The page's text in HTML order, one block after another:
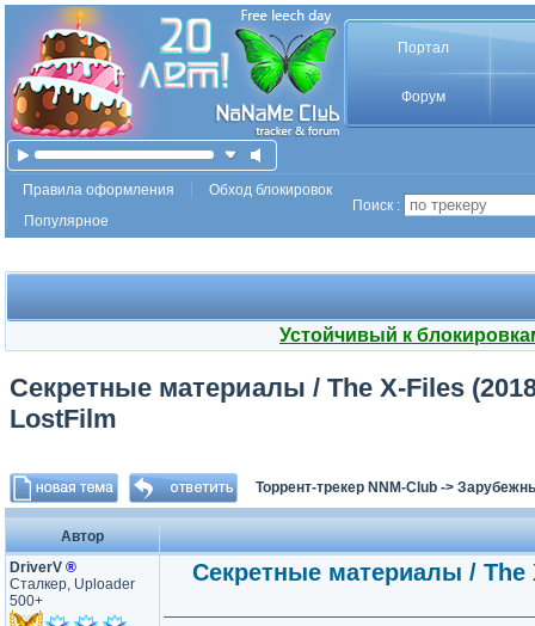
Портал
Форум
Правила оформления
Обход блокировок
Популярное
Поиск :
Устойчивый к
Секретные материалы / The X-Files
LostFilm
Торрент-трекер NNM-Club ->
Автор
DriverV ®
Сталкер, Uploader
500+
Секретные материалы / The